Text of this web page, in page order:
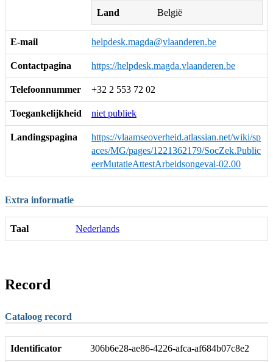
Land België
E-mail helpdesk.magda@vlaanderen.be
Contactpagina https://helpdesk.magda.vlaanderen.be
Telefoonnummer +32 2 553 72 02
Toegankelijkheid niet publiek
Landingspagina
https://vlaamseoverheid.atlassian.net/wiki/sp
aces/MG/pages/1221362179/SocZek.Public
eerMutatieAttestArbeidsongeval-02.00
Extra informatie
Taal Nederlands
Record
Cataloog record
Identificator 306b6e28-ae86-4226-afca-af684b07c8e2